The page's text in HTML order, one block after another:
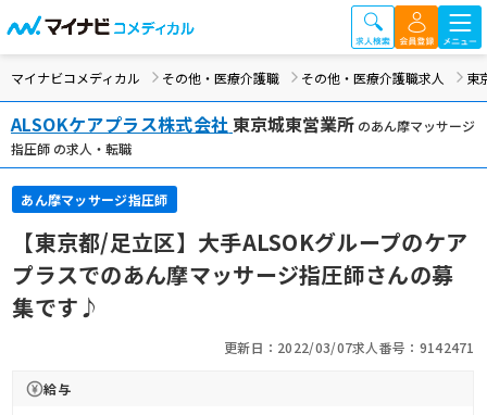
マイナビコメディカル その他・医療介護職 その他・医療介護職求人 東
ALSOKケアプラス株式会社東京城東営業所 のあん摩マッサージ
指圧師 の求人・転職
あん摩マッサージ指圧師
【東京都/足立区】大手ALSOKグループのケア
プラスでのあん摩マッサージ指圧師さんの募
集です♪
更新日：2022/03/07求人番号：9142471
給与